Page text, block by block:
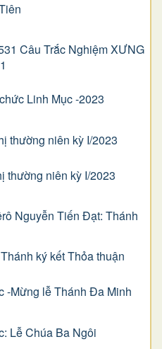
Câu Trắc Nghiệm XƯNG
Linh Mục -2023
thường niên kỳ I/2023
thường niên kỳ I/2023
Nguyễn Tiến Đạt: Thánh
ký kết Thỏa thuận
-Mừng lễ Thánh Đa Minh
Lễ Chúa Ba Ngôi